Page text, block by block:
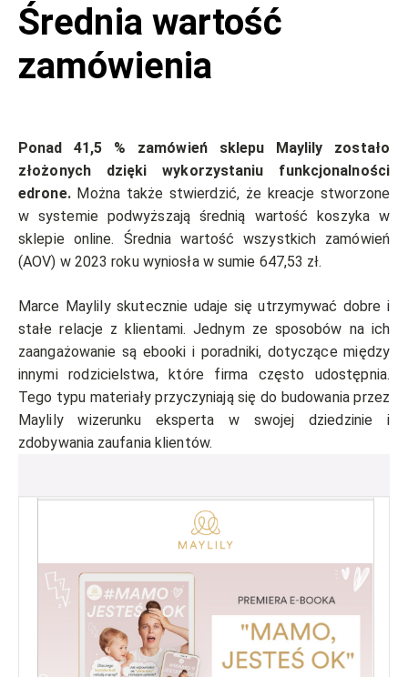
Średnia wartość
zamówienia
Ponad 41,5 % zamówień sklepu Maylily zostało
złożonych dzięki wykorzystaniu funkcjonalności
edrone.Można także stwierdzić, że kreacje stworzone
w systemie podwyższają średnią wartość koszyka w
sklepie online. Średnia wartość wszystkich zamówień
(AOV) w 2023 roku wyniosła w sumie 647,53 zł.
Marce Maylily skutecznie udaje się utrzymywać dobre i
stałe relacje z klientami. Jednym ze sposobów na ich
zaangażowanie są ebooki i poradniki, dotyczące między
innymi rodzicielstwa, które firma często udostępnia.
Tego typu materiały przyczyniają się do budowania przez
Maylily wizerunku eksperta w swojej dziedzinie i
zdobywania zaufania klientów.